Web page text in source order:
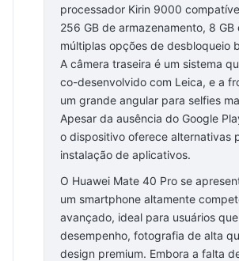
processador Kirin 9000
256 GB de armazenamento, 8 GB
múltiplas opções de desbloqueio
A câmera traseira é um sistema
co-desenvolvido com Leica, e a
um grande angular para selfies
Apesar da ausência do Google
o dispositivo oferece alternativas
instalação de aplicativos.
O Huawei Mate 40 Pro se
um smartphone altamente
avançado, ideal para usuários
desempenho, fotografia de alta
design premium. Embora a falta